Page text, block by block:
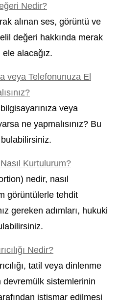
Nedir?
alınan ses, görüntü ve
değeri hakkında merak
alacağız.
veya Telefonunuza El
veya
ne yapmalısınız? Bu
Kurtulurum?
nedir, nasıl
görüntülerle tehdit
gereken adımları, hukuki
Nedir?
tatil veya dinlenme
devremülk sistemlerinin
istismar edilmesi